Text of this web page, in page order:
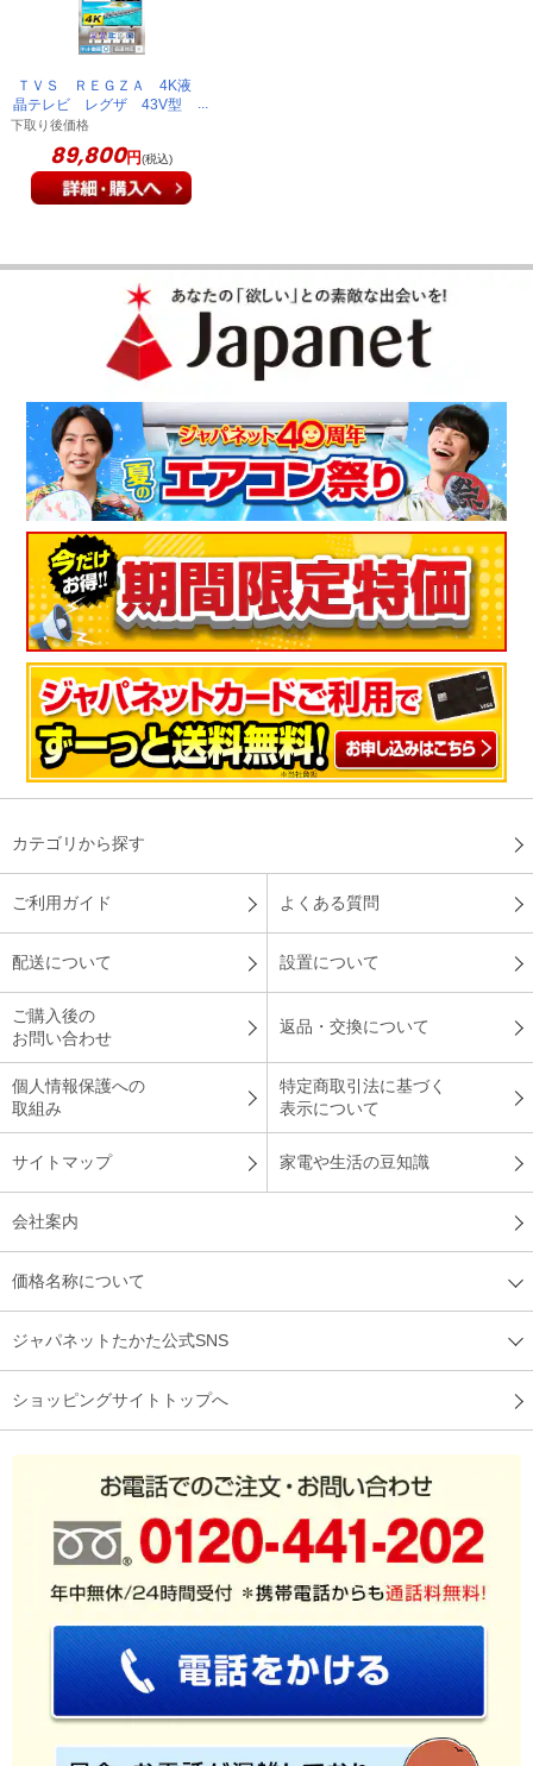
ＴＶＳ ＲＥＧＺＡ 4K液
晶テレビ レグザ 43V型
43M550M
下取り後価格
89,800円(税込)
カテゴリから探す
ご利用ガイド よくある質問
配送について 設置について
ご購入後の
お問い合わせ
返品・交換について
個人情報保護への
取組み
特定商取引法に基づく
表示について
サイトマップ 家電や生活の豆知識
会社案内
価格名称について
ジャパネットたかた公式SNS
ショッピングサイトトップへ